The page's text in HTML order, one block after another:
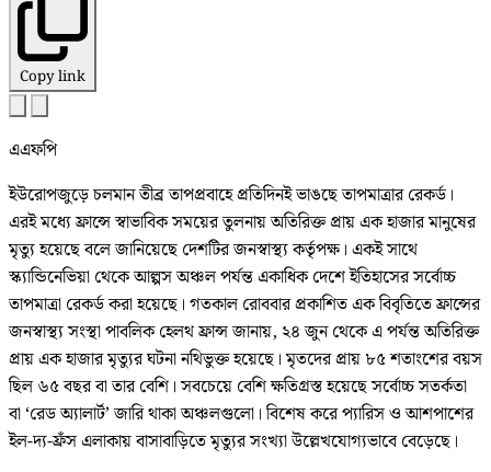
Copy link
এএফপি
ইউরোপজুড়ে চলমান তীব্র তাপপ্রবাহে প্রতিদিনই ভাঙছে তাপমাত্রার রেকর্ড।
এরই মধ্যে ফ্রান্সে স্বাভাবিক সময়ের তুলনায় অতিরিক্ত প্রায় এক হাজার মানুষের
মৃত্যু হয়েছে বলে জানিয়েছে দেশটির জনস্বাস্থ্য কর্তৃপক্ষ। একই সাথে
স্ক্যান্ডিনেভিয়া থেকে আল্পস অঞ্চল পর্যন্ত একাধিক দেশে ইতিহাসের সর্বোচ্চ
তাপমাত্রা রেকর্ড করা হয়েছে। গতকাল রোববার প্রকাশিত এক বিবৃতিতে ফ্রান্সের
জনস্বাস্থ্য সংস্থা পাবলিক হেলথ ফ্রান্স জানায়, ২৪ জুন থেকে এ পর্যন্ত অতিরিক্ত
প্রায় এক হাজার মৃত্যুর ঘটনা নথিভুক্ত হয়েছে। মৃতদের প্রায় ৮৫ শতাংশের বয়স
ছিল ৬৫ বছর বা তার বেশি। সবচেয়ে বেশি ক্ষতিগ্রস্ত হয়েছে সর্বোচ্চ সতর্কতা
বা ‘রেড অ্যালার্ট’ জারি থাকা অঞ্চলগুলো। বিশেষ করে প্যারিস ও আশপাশের
ইল-দ্য-ফ্রঁস এলাকায় বাসাবাড়িতে মৃত্যুর সংখ্যা উল্লেখযোগ্যভাবে বেড়েছে।